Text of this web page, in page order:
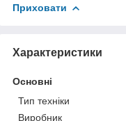
Приховати
Характеристики
Основні
Тип техніки
Виробник